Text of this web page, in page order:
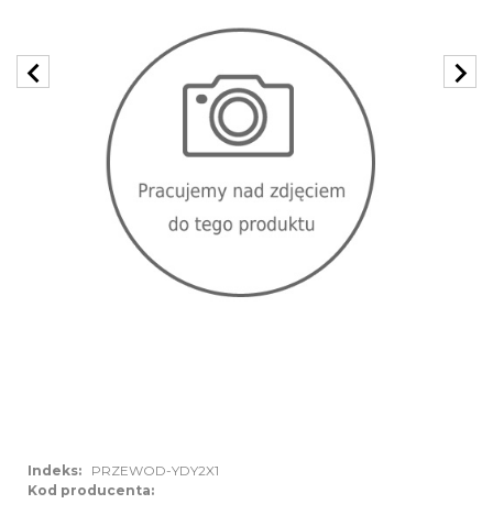
chevron_left chevron_right
Indeks:
PRZEWOD-YDY2X1
Kod producenta: